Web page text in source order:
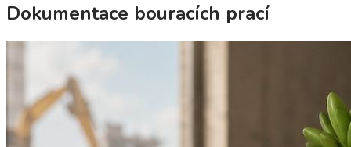
Dokumentace bouracích prací